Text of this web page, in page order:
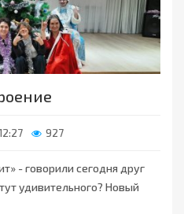
927
- говорили сегодня друг
удивительного? Новый